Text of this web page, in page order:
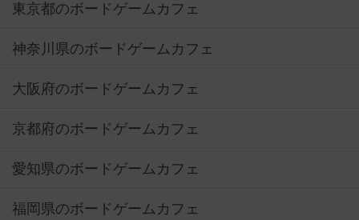
東京都のボードゲームカフェ
神奈川県のボードゲームカフェ
大阪府のボードゲームカフェ
京都府のボードゲームカフェ
愛知県のボードゲームカフェ
福岡県のボードゲームカフェ